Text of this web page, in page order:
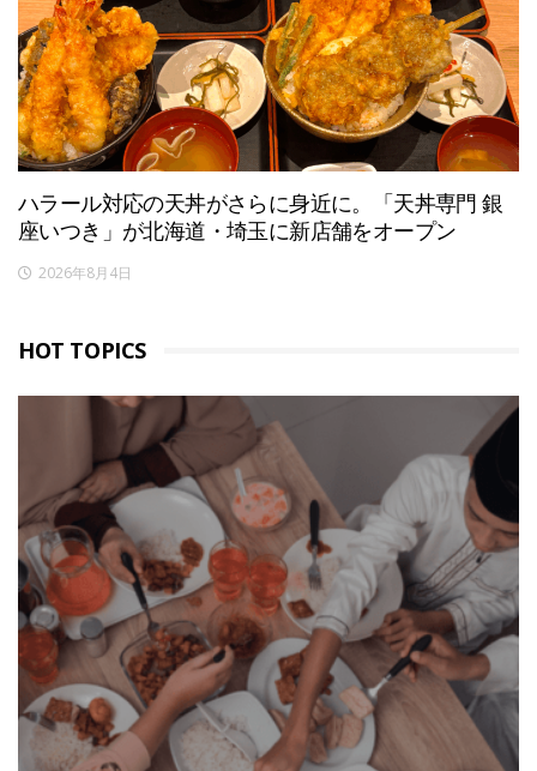
ハラール対応の天丼がさらに身近に。「天丼専門 銀
座いつき」が北海道・埼玉に新店舗をオープン
2026年8月4日
HOT TOPICS